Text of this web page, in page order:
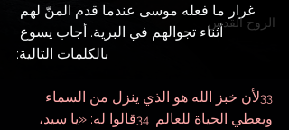
الروح القدس
غرار ما فعله موسى عندما قدم المنّ لهم
أثناء تجوالهم في البرية. أجاب يسوع
بالكلمات التالية:
33لأن خبز الله هو الذي ينزل من السماء
ويعطي الحياة للعالم. 34قالوا له: «يا سيد،